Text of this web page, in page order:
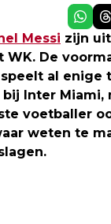
Messi zijn
WK. De
speelt al enige
Inter Miami,
voetballer
weten te